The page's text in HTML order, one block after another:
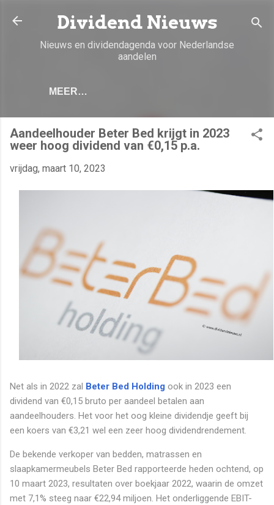
Doorgaan naar hoofdcontent
Dividend Nieuws
Nieuws en dividendagenda voor Nederlandse
aandelen
MEER…
Aandeelhouder Beter Bed krijgt in 2023
weer hoog dividend van €0,15 p.a.
vrijdag, maart 10, 2023
Net als in 2022 zal Beter Bed Holding ook in 2023 een
dividend van €0,15 bruto per aandeel betalen aan
aandeelhouders. Het voor het oog kleine dividendje geeft bij
een koers van €3,21 wel een zeer hoog dividendrendement.
De bekende verkoper van bedden, matrassen en
slaapkamermeubels Beter Bed rapporteerde heden ochtend, op
10 maart 2023, resultaten over boekjaar 2022, waarin de omzet
met 7,1% steeg naar €22,94 miljoen. Het onderliggende EBIT-